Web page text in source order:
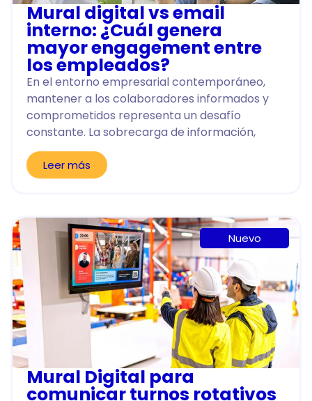
Mural digital vs email
interno: ¿Cuál genera
mayor engagement entre
los empleados?
En el entorno empresarial contemporáneo,
mantener a los colaboradores informados y
comprometidos representa un desafío
constante. La sobrecarga de información,
Leer más
Nuevo
Mural Digital para
comunicar turnos rotativos